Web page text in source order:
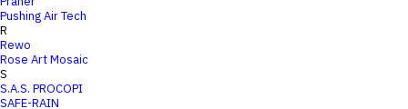
Pushing Air Tech
R
Rewo
Rose Art Mosaic
S
S.A.S. PROCOPI
SAFE-RAIN